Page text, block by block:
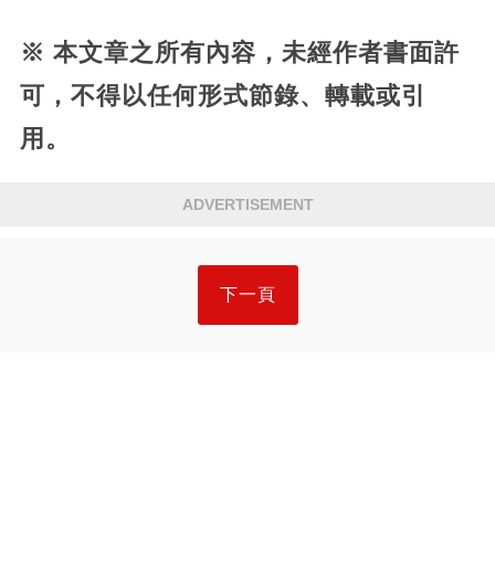
※ 本文章之所有內容，未經作者書面許
可，不得以任何形式節錄、轉載或引
用。
ADVERTISEMENT
下一頁